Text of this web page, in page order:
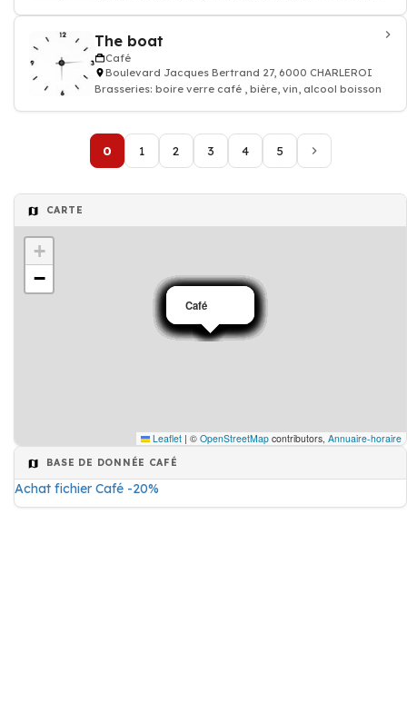
The boat
Café
Boulevard Jacques Bertrand 27, 6000 CHARLEROI
Brasseries: boire verre café , bière, vin, alcool boisson
0 1 2 3 4 5
CARTE
Café
Café
Café
Café
Café
Café
Café
Café
Café
Café
Café
Café
Café
Café
Café
Café
Café
Café
Café
Café
+
−
Leaflet | © OpenStreetMap contributors, Annuaire-horaire
BASE DE DONNÉE CAFÉ
Achat fichier Café -20%